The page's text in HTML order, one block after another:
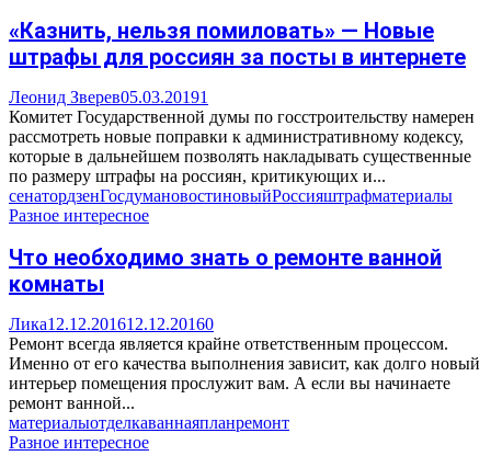
«Казнить, нельзя помиловать» — Новые
штрафы для россиян за посты в интернете
Леонид Зверев05.03.20191
Комитет Государственной думы по госстроительству намерен
рассмотреть новые поправки к административному кодексу,
которые в дальнейшем позволять накладывать существенные
по размеру штрафы на россиян, критикующих и...
сенатордзенГосдумановостиновыйРоссияштрафматериалы
Разное интересное
Что необходимо знать о ремонте ванной
комнаты
Лика12.12.201612.12.20160
Ремонт всегда является крайне ответственным процессом.
Именно от его качества выполнения зависит, как долго новый
интерьер помещения прослужит вам. А если вы начинаете
ремонт ванной...
материалыотделкаваннаяпланремонт
Разное интересное